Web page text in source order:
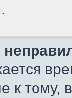
к тому,